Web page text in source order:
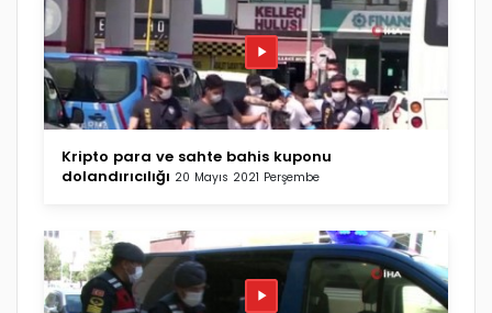
Kripto para ve sahte bahis kuponu
dolandırıcılığı 20 Mayıs 2021 Perşembe